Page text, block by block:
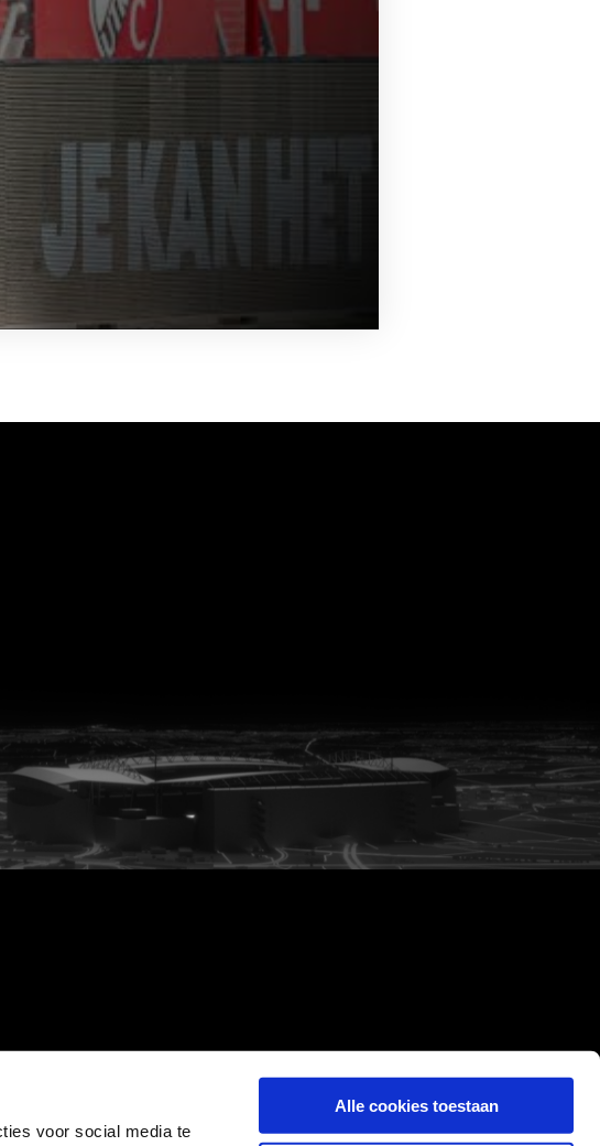
voor social media te
Alle cookies toestaan